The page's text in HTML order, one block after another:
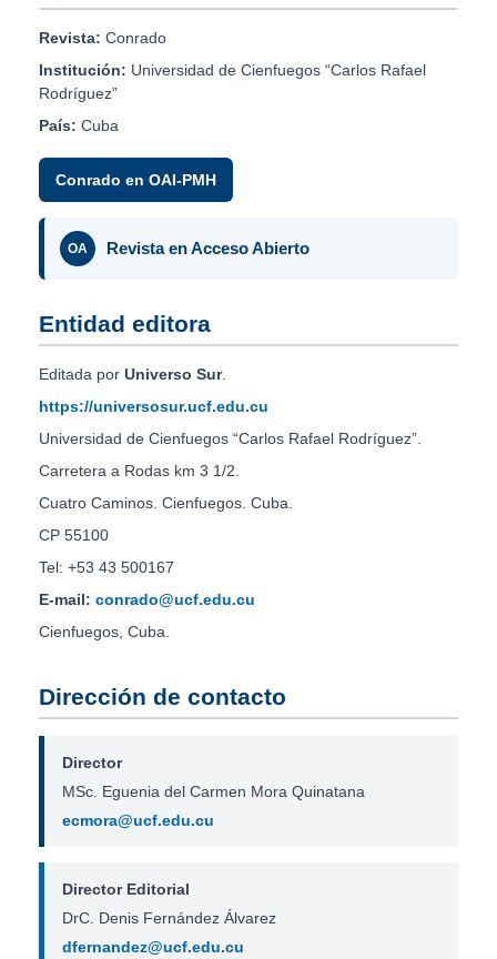
Revista: Conrado
Institución: Universidad de Cienfuegos “Carlos Rafael
Rodríguez”
País: Cuba
Conrado en OAI-PMH
OA Revista en Acceso Abierto
Entidad editora
Editada por Universo Sur.
https://universosur.ucf.edu.cu
Universidad de Cienfuegos “Carlos Rafael Rodríguez”.
Carretera a Rodas km 3 1/2.
Cuatro Caminos. Cienfuegos. Cuba.
CP 55100
Tel: +53 43 500167
E-mail: conrado@ucf.edu.cu
Cienfuegos, Cuba.
Dirección de contacto
Director
MSc. Eguenia del Carmen Mora Quinatana
ecmora@ucf.edu.cu
Director Editorial
DrC. Denis Fernández Álvarez
dfernandez@ucf.edu.cu